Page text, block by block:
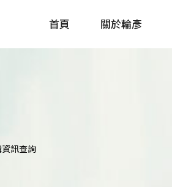
首頁 關於輪彥
訊查詢